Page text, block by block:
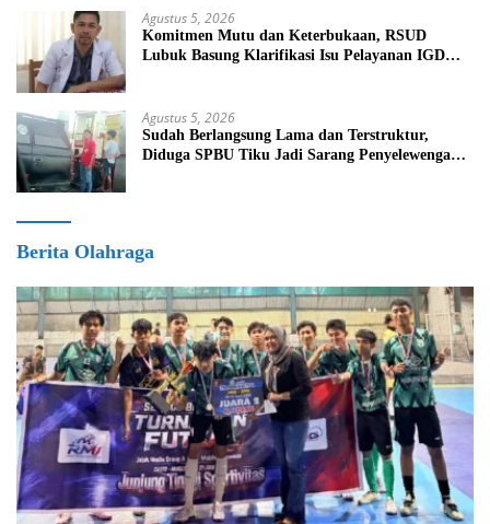
Agustus 5, 2026
Komitmen Mutu dan Keterbukaan, RSUD
Lubuk Basung Klarifikasi Isu Pelayanan IGD
Agustus 5, 2026
Sudah Berlangsung Lama dan Terstruktur,
Diduga SPBU Tiku Jadi Sarang Penyelewengan
Berita Olahraga